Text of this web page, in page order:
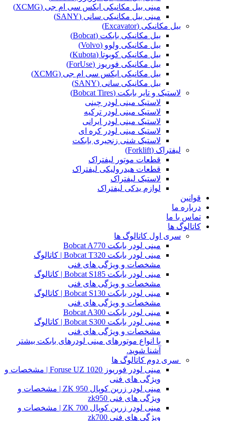
مینی بیل مکانیکی ایکس سی ام جی (XCMG)
مینی بیل مکانیکی سانی (SANY)
بیل مکانیکی (Excavator)
بیل مکانیکی بابکت (Bobcat)
بیل مکانیکی ولوو (Volvo)
بیل مکانیکی کوبوتا (Kubota)
بیل مکانیکی فوریوز (ForUse)
بیل مکانیکی ایکس سی ام جی (XCMG)
بیل مکانیکی سانی (SANY)
لاستیک و تایر بابکت (Bobcat Tires)
لاستیک مینی لودر چینی
لاستیک مینی لودر ترکیه
لاستیک مینی لودر ایرانی
لاستیک مینی لودر کره ای
لاستیک شنی زنجیری بابکت
لیفتراک (Forklift)
قطعات موتور لیفتراک
قطعات هیدرولیکی لیفتراک
لاستیک لیفتراک
لوازم یدکی لیفتراک
قوانین
درباره ما
تماس با ما
کاتالوگ ها
سری اول کاتالوگ ها
مینی لودر بابکت Bobcat A770
مینی لودر بابکت Bobcat T320 | کاتالوگ
مشخصات و ویژگی های فنی
مینی لودر بابکت Bobcat S185 | کاتالوگ
مشخصات و ویژگی های فنی
مینی لودر بابکت Bobcat S130 | کاتالوگ
مشخصات و ویژگی های فنی
مینی لودر بابکت Bobcat A300
مینی لودر بابکت Bobcat S300 | کاتالوگ
مشخصات و ویژگی های فنی
با انواع موتورهای مینی لودرهای بابکت بیشتر
آشنا شوید.
سری دوم کاتالوگ ها
مینی لودر فوریوز Foruse UZ 1020 | مشخصات و
ویژگی های فنی
مینی لودر زرین کوپال ZK 950 | مشخصات و
ویژگی های فنی zk950
مینی لودر زرین کوپال ZK 700 | مشخصات و
ویژگی های فنی zk700